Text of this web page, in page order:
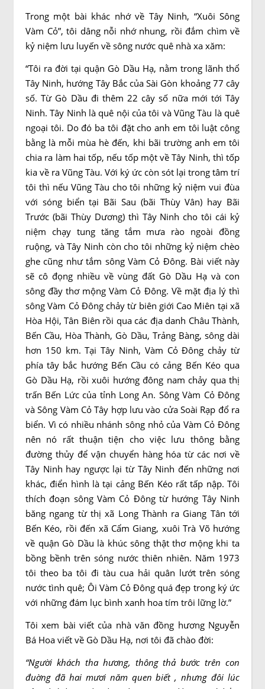
Trong một bài khác nhớ về Tây Ninh, “Xuôi Sông
Vàm Cỏ”, tôi dâng nỗi nhớ nhung, rồi đắm chìm về
kỷ niệm lưu luyến về sông nước quê nhà xa xăm:
“Tôi ra đời tại quận Gò Dầu Hạ, nằm trong lãnh thổ
Tây Ninh, hướng Tây Bắc của Sài Gòn khoảng 77 cây
số. Từ Gò Dầu đi thêm 22 cây số nữa mới tới Tây
Ninh. Tây Ninh là quê nội của tôi và Vũng Tàu là quê
ngoại tôi. Do đó ba tôi đặt cho anh em tôi luật công
bằng là mỗi mùa hè đến, khi bãi trường anh em tôi
chia ra làm hai tốp, nếu tốp một về Tây Ninh, thì tốp
kia về ra Vũng Tàu. Với ký ức còn sót lại trong tâm trí
tôi thì nếu Vũng Tàu cho tôi những kỷ niệm vui đùa
với sóng biển tại Bãi Sau (bãi Thùy Vân) hay Bãi
Trước (bãi Thùy Dương) thì Tây Ninh cho tôi cái kỷ
niệm chạy tung tăng tắm mưa rào ngoài đồng
ruộng, và Tây Ninh còn cho tôi những kỷ niệm chèo
ghe cũng như tắm sông Vàm Cỏ Đông. Bài viết này
sẽ cô đọng nhiều về vùng đất Gò Dầu Hạ và con
sông đầy thơ mộng Vàm Cỏ Đông. Về mặt địa lý thì
sông Vàm Cỏ Đông chảy từ biên giới Cao Miên tại xã
Hòa Hội, Tân Biên rồi qua các địa danh Châu Thành,
Bến Cầu, Hòa Thành, Gò Dầu, Trảng Bàng, sông dài
hơn 150 km. Tại Tây Ninh, Vàm Cỏ Đông chảy từ
phía tây bắc hướng Bến Cầu có cảng Bến Kéo qua
Gò Dầu Hạ, rồi xuôi hướng đông nam chảy qua thị
trấn Bến Lức của tỉnh Long An. Sông Vàm Cỏ Đông
và Sông Vàm Cỏ Tây hợp lưu vào cửa Soài Rạp đổ ra
biển. Vì có nhiều nhánh sông nhỏ của Vàm Cỏ Đông
nên nó rất thuận tiện cho việc lưu thông bằng
đường thủy để vận chuyển hàng hóa từ các nơi về
Tây Ninh hay ngược lại từ Tây Ninh đến những nơi
khác, điển hình là tại cảng Bến Kéo rất tấp nập. Tôi
thích đoạn sông Vàm Cỏ Đông từ hướng Tây Ninh
băng ngang từ thị xã Long Thành ra Giang Tân tới
Bến Kéo, rồi đến xã Cẩm Giang, xuôi Trà Võ hướng
về quận Gò Dầu là khúc sông thật thơ mộng khi ta
bồng bềnh trên sóng nước thiên nhiên. Năm 1973
tôi theo ba tôi đi tàu cua hải quân lướt trên sóng
nước tình quê; Ôi Vàm Cỏ Đông quá đẹp trong ký ức
với những đám lục bình xanh hoa tím trôi lững lờ.”
Tôi xem bài viết của nhà văn đồng hương Nguyễn
Bá Hoa viết về Gò Dầu Hạ, nơi tôi đã chào đời:
“Người khách tha hương, thông thả bước trên con
đuờng đã hai mươi năm quen biết , nhưng đôi lúc